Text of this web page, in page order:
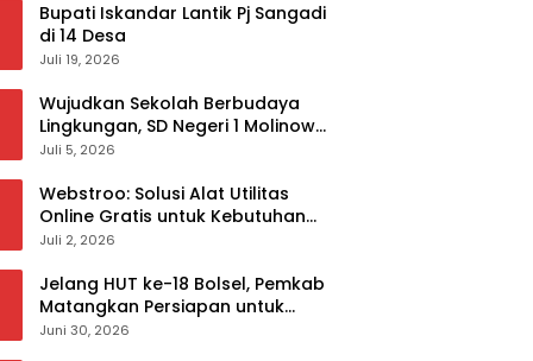
Bupati Iskandar Lantik Pj Sangadi
di 14 Desa
Juli 19, 2026
Wujudkan Sekolah Berbudaya
Lingkungan, SD Negeri 1 Molinow
sukses melaksanakan
dan Publikasi Program Sekolah
Adiwiyata
Juli 5, 2026
Webstroo: Solusi Alat Utilitas
Online Gratis untuk Kebutuhan
Akademis dan Profesional
Juli 2, 2026
Jelang HUT ke-18 Bolsel, Pemkab
Matangkan Persiapan untuk
Sukseskan Rangkaian Peringatan
Juni 30, 2026